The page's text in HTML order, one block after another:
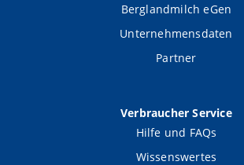
Berglandmilch eGen
Unternehmensdaten
Partner
Verbraucher Service
Hilfe und FAQs
Wissenswertes